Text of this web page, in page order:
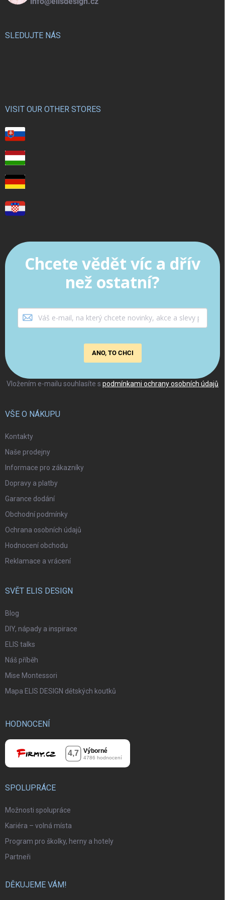
Vložením e-mailu souhlasíte s podmínkami ochrany osobních údajů
Chcete vědět víc a dřív
než ostatní?
ANO, TO CHCI
SLEDUJTE NÁS
VISIT OUR OTHER STORES
VŠE O NÁKUPU
Kontakty
Naše prodejny
Informace pro zákazníky
Dopravy a platby
Garance dodání
Obchodní podmínky
Ochrana osobních údajů
Hodnocení obchodu
Reklamace a vrácení
SVĚT ELIS DESIGN
Blog
DIY, nápady a inspirace
ELIS talks
Náš příběh
Mise Montessori
Mapa ELIS DESIGN dětských koutků
HODNOCENÍ
SPOLUPRÁCE
Možnosti spolupráce
Kariéra – volná místa
Program pro školky, herny a hotely
Partneři
DĚKUJEME VÁM!